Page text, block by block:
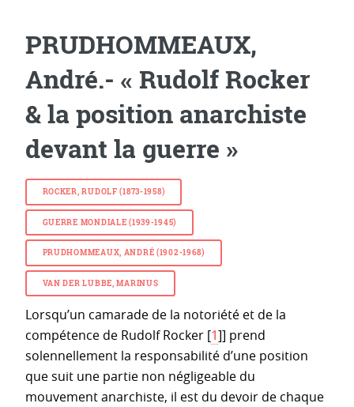
PRUDHOMMEAUX,
André.- « Rudolf Rocker
& la position anarchiste
devant la guerre »
ROCKER, RUDOLF (1873-1958)
GUERRE MONDIALE (1939-1945)
PRUDHOMMEAUX, ANDRÉ (1902-1968)
VAN DER LUBBE, MARINUS
Lorsqu’un camarade de la notoriété et de la
compétence de Rudolf Rocker [1]] prend
solennellement la responsabilité d’une position
que suit une partie non négligeable du
mouvement anarchiste, il est du devoir de chaque